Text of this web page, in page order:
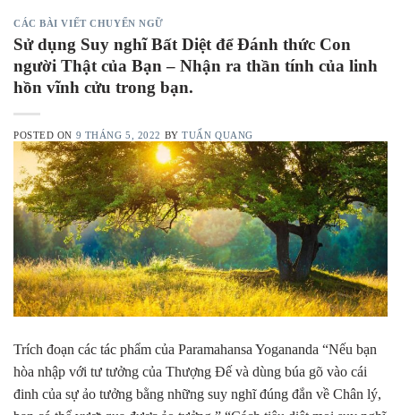
CÁC BÀI VIẾT CHUYỂN NGỮ
Sử dụng Suy nghĩ Bất Diệt để Đánh thức Con
người Thật của Bạn – Nhận ra thần tính của linh
hồn vĩnh cửu trong bạn.
POSTED ON 9 THÁNG 5, 2022 BYTUẤN QUANG
Trích đoạn các tác phẩm của Paramahansa Yogananda “Nếu bạn
hòa nhập với tư tưởng của Thượng Đế và dùng búa gõ vào cái
đinh của sự ảo tưởng bằng những suy nghĩ đúng đắn về Chân lý,